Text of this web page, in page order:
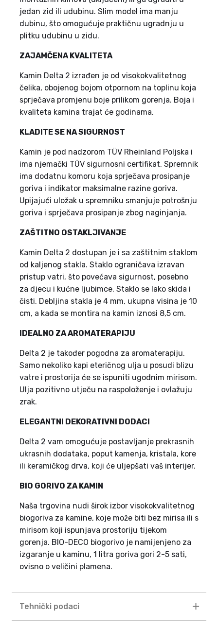
jedan zid ili udubinu. Slim model ima manju
dubinu, što omogućuje praktičnu ugradnju u
plitku udubinu u zidu.
ZAJAMČENA KVALITETA
Kamin Delta 2 izrađen je od visokokvalitetnog
čelika, obojenog bojom otpornom na toplinu koja
sprječava promjenu boje prilikom gorenja. Boja i
kvaliteta kamina trajat će godinama.
KLADITE SE NA SIGURNOST
Kamin je pod nadzorom TÜV Rheinland Poljska i
ima njemački TÜV sigurnosni certifikat. Spremnik
ima dodatnu komoru koja sprječava prosipanje
goriva i indikator maksimalne razine goriva.
Upijajući uložak u spremniku smanjuje potrošnju
goriva i sprječava prosipanje zbog naginjanja.
ZAŠTITNO OSTAKLJIVANJE
Kamin Delta 2 dostupan je i sa zaštitnim staklom
od kaljenog stakla. Staklo ograničava izravan
pristup vatri, što povećava sigurnost, posebno
za djecu i kućne ljubimce. Staklo se lako skida i
čisti. Debljina stakla je 4 mm, ukupna visina je 10
cm, a kada se montira na kamin iznosi 8,5 cm.
IDEALNO ZA AROMATERAPIJU
Delta 2 je također pogodna za aromaterapiju.
Samo nekoliko kapi eteričnog ulja u posudi blizu
vatre i prostorija će se ispuniti ugodnim mirisom.
Ulja pozitivno utječu na raspoloženje i ovlažuju
zrak.
ELEGANTNI DEKORATIVNI DODACI
Delta 2 vam omogućuje postavljanje prekrasnih
ukrasnih dodataka, poput kamenja, kristala, kore
ili keramičkog drva, koji će uljepšati vaš interijer.
BIO GORIVO ZA KAMIN
Naša trgovina nudi širok izbor visokokvalitetnog
biogoriva za kamine, koje može biti bez mirisa ili s
mirisom koji ispunjava prostoriju tijekom
gorenja. BIO-DECO biogorivo je namijenjeno za
izgaranje u kaminu, 1 litra goriva gori 2-5 sati,
ovisno o veličini plamena.
Tehnički podaci